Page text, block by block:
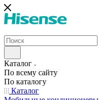
Каталог
По всему сайту
По каталогу
Каталог